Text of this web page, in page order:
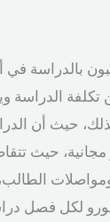
بالدراسة في
الدراسة
حيث أن
مجانية، حيث
بين 300 – 380 يورو